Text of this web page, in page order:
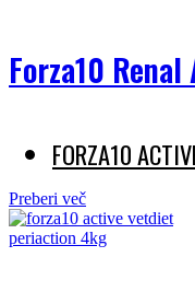
Forza10
FORZA10
Preberi več